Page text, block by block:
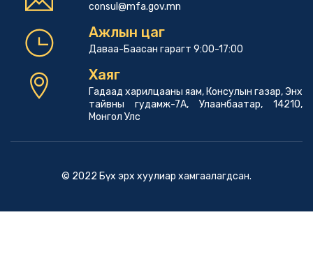
consul@mfa.gov.mn
Ажлын цаг
Даваа-Баасан гарагт 9:00-17:00
Хаяг
Гадаад харилцааны яам, Консулын газар, Энх
тайвны гудамж-7А, Улаанбаатар, 14210,
Монгол Улс
© 2022 Бүх эрх хуулиар хамгаалагдсан.